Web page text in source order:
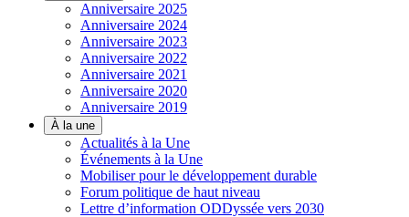
Anniversaire 2025
Anniversaire 2024
Anniversaire 2023
Anniversaire 2022
Anniversaire 2021
Anniversaire 2020
Anniversaire 2019
À la une
Actualités à la Une
Événements à la Une
Mobiliser pour le développement durable
Forum politique de haut niveau
Lettre d’information ODDyssée vers 2030